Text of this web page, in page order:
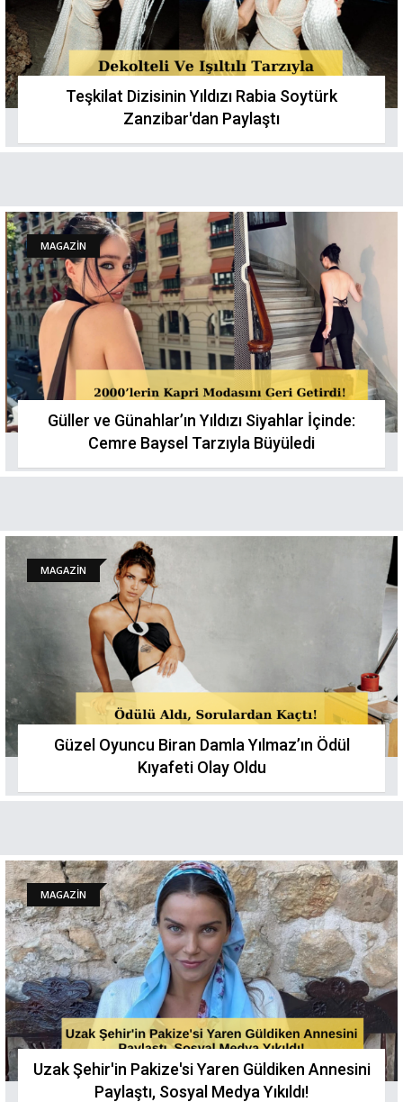
Teşkilat Dizisinin Yıldızı Rabia Soytürk
Zanzibar'dan Paylaştı
MAGAZİN
Güller ve Günahlar’ın Yıldızı Siyahlar İçinde:
Cemre Baysel Tarzıyla Büyüledi
MAGAZİN
Güzel Oyuncu Biran Damla Yılmaz’ın Ödül
Kıyafeti Olay Oldu
MAGAZİN
Uzak Şehir'in Pakize'si Yaren Güldiken Annesini
Paylaştı, Sosyal Medya Yıkıldı!